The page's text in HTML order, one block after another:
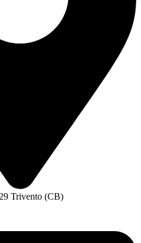
Trivento (CB)